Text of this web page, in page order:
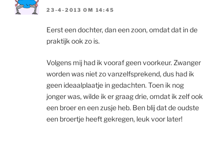
23-4-2013 OM 14:45
Eerst een dochter, dan een zoon, omdat dat in de
praktijk ook zo is.
Volgens mij had ik vooraf geen voorkeur. Zwanger
worden was niet zo vanzelfsprekend, dus had ik
geen ideaalplaatje in gedachten. Toen ik nog
jonger was, wilde ik er graag drie, omdat ik zelf ook
een broer en een zusje heb. Ben blij dat de oudste
een broertje heeft gekregen, leuk voor later!